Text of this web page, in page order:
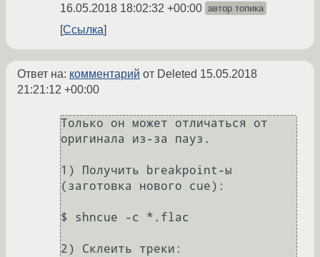
16.05.2018 18:02:32 +00:00 автор топика
Ссылка
Ответ на: комментарий от Deleted 15.05.2018
21:21:12 +00:00
Только он может отличаться от
оригинала из-за пауз.
1) Получить breakpoint-ы
(заготовка нового cue):
$ shncue -c *.flac
2) Склеить треки: